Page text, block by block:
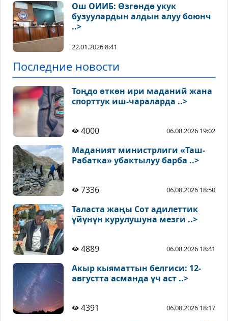
Ош ОИИБ: Өзгөндө укук
бузуулардын алдын алуу боюнч
..>
22.01.2026 8:41
Последние новости
Тоңдо өткөн ири маданий жана
спорттук иш-чараларда ..>
4000 06.08.2026 19:02
Маданият министрлиги «Таш-
Рабатка» убактылуу барба ..>
7336 06.08.2026 18:50
Таласта жаңы Сот адилеттик
үйүнүн курулушуна мезги ..>
4889 06.08.2026 18:41
Акыр кыяматтын белгиси: 12-
августта асманда үч аст ..>
4391 06.08.2026 18:17